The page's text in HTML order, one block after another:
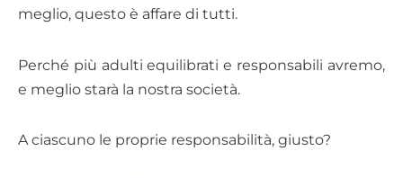
meglio, questo è affare di tutti.
Perché più adulti equilibrati e responsabili avremo,
e meglio starà la nostra società.
A ciascuno le proprie responsabilità, giusto?